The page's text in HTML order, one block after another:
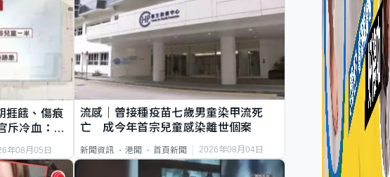
捱餓、傷痕
冷血：同
年08月05日
流感｜曾接種疫苗七歲男童染甲流死
亡 成今年首宗兒童感染離世個案
新聞資訊 港聞 首頁新聞 2026年08月04日